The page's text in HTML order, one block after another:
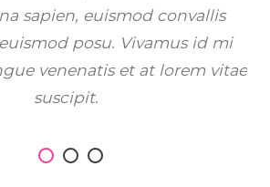
sapien, euismod convallis
posu. Vivamus id mi
venenatis et at lorem vitae
suscipit.